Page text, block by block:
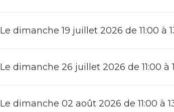
Le dimanche 19 juillet 2026 de 11:00 à
Le dimanche 26 juillet 2026 de 11:00 à
Le dimanche 02 août 2026 de 11:00 à